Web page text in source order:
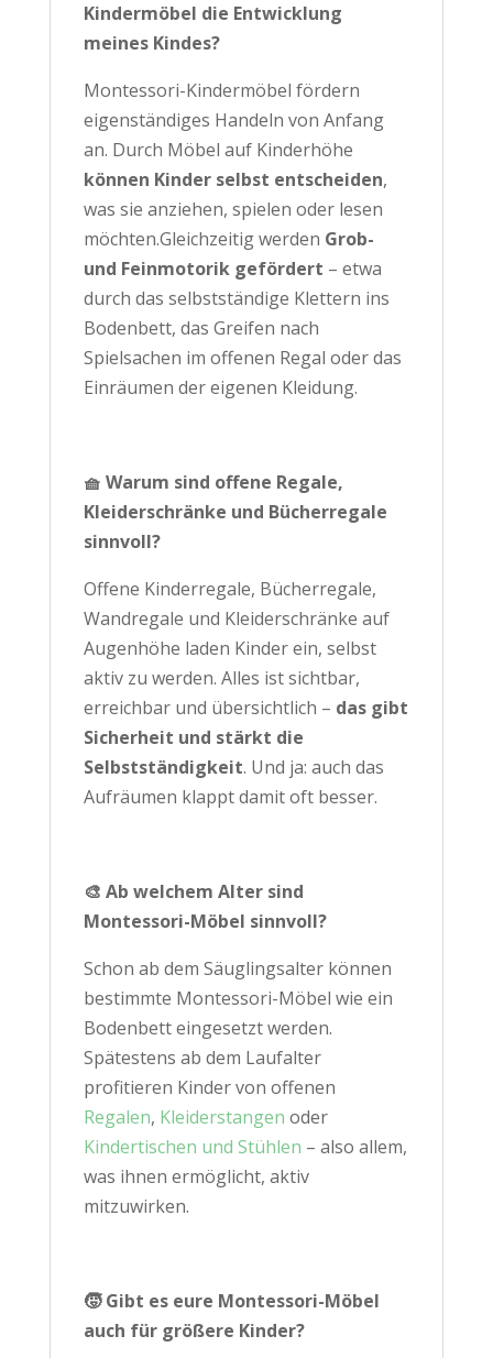
Kindermöbel die Entwicklung
meines Kindes?
Montessori-Kindermöbel fördern
eigenständiges Handeln von Anfang
an. Durch Möbel auf Kinderhöhe
können Kinder selbst entscheiden,
was sie anziehen, spielen oder lesen
möchten.Gleichzeitig werden Grob-
und Feinmotorik gefördert – etwa
durch das selbstständige Klettern ins
Bodenbett, das Greifen nach
Spielsachen im offenen Regal oder das
Einräumen der eigenen Kleidung.
🧺 Warum sind offene Regale,
Kleiderschränke und Bücherregale
sinnvoll?
Offene Kinderregale, Bücherregale,
Wandregale und Kleiderschränke auf
Augenhöhe laden Kinder ein, selbst
aktiv zu werden. Alles ist sichtbar,
erreichbar und übersichtlich – das gibt
Sicherheit und stärkt die
Selbstständigkeit. Und ja: auch das
Aufräumen klappt damit oft besser.
🎨 Ab welchem Alter sind
Montessori-Möbel sinnvoll?
Schon ab dem Säuglingsalter können
bestimmte Montessori-Möbel wie ein
Bodenbett eingesetzt werden.
Spätestens ab dem Laufalter
profitieren Kinder von offenen
Regalen, Kleiderstangen oder
Kindertischen und Stühlen – also allem,
was ihnen ermöglicht, aktiv
mitzuwirken.
🧒 Gibt es eure Montessori-Möbel
auch für größere Kinder?